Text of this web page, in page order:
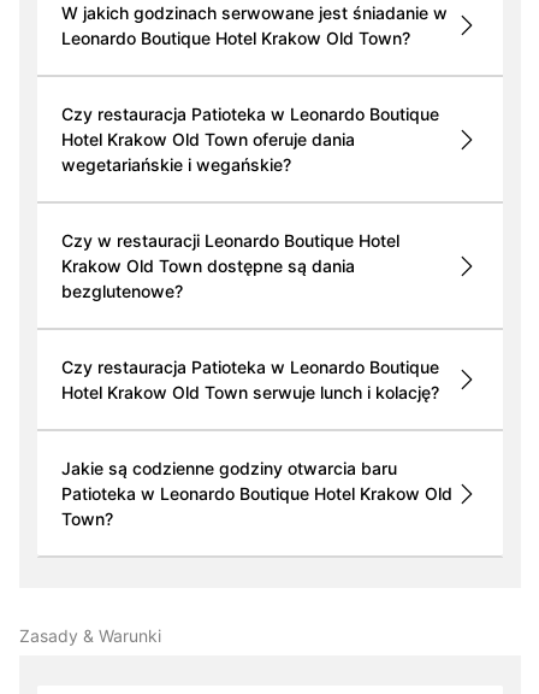
W jakich godzinach serwowane jest śniadanie w
Leonardo Boutique Hotel Krakow Old Town?
Czy restauracja Patioteka w Leonardo Boutique
Hotel Krakow Old Town oferuje dania
wegetariańskie i wegańskie?
Czy w restauracji Leonardo Boutique Hotel
Krakow Old Town dostępne są dania
bezglutenowe?
Czy restauracja Patioteka w Leonardo Boutique
Hotel Krakow Old Town serwuje lunch i kolację?
Jakie są codzienne godziny otwarcia baru
Patioteka w Leonardo Boutique Hotel Krakow Old
Town?
Zasady & Warunki